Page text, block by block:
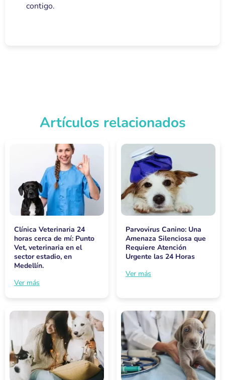
contigo.
Artículos relacionados
Clínica Veterinaria 24
horas cerca de mí: Punto
Vet, veterinaria en el
sector estadio, en
Medellín.
Ver más
Parvovirus Canino: Una
Amenaza Silenciosa que
Requiere Atención
Urgente las 24 Horas
Ver más